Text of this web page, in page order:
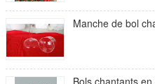
Manche de bol
Bols chantants